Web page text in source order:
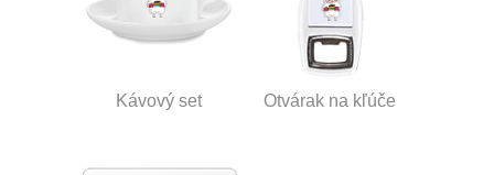
Kávový set Otvárak na kľúče